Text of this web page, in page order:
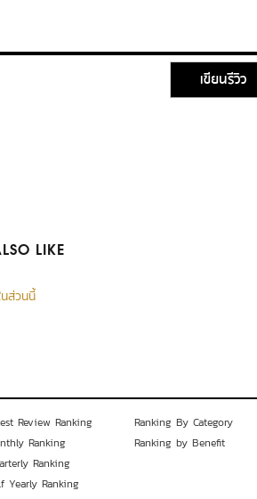
เขียนรีวิว
LIKE
ส่วนนี้
Review Ranking
Ranking
Ranking
Yearly Ranking
Ranking By Category
Ranking by Benefit